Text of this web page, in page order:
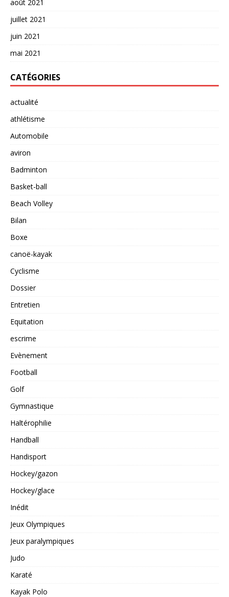
août 2021
juillet 2021
juin 2021
mai 2021
CATÉGORIES
actualité
athlétisme
Automobile
aviron
Badminton
Basket-ball
Beach Volley
Bilan
Boxe
canoë-kayak
Cyclisme
Dossier
Entretien
Equitation
escrime
Evènement
Football
Golf
Gymnastique
Haltérophilie
Handball
Handisport
Hockey/gazon
Hockey/glace
Inédit
Jeux Olympiques
Jeux paralympiques
Judo
Karaté
Kayak Polo